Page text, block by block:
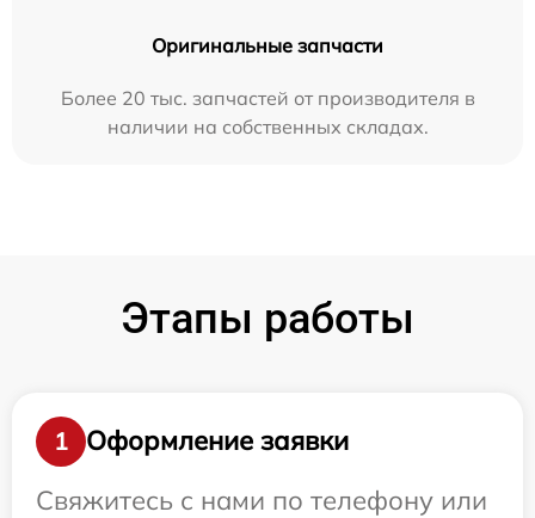
Оригинальные запчасти
Более 20 тыс. запчастей от производителя в
наличии на собственных складах.
Этапы работы
1
Оформление заявки
Свяжитесь с нами по телефону или